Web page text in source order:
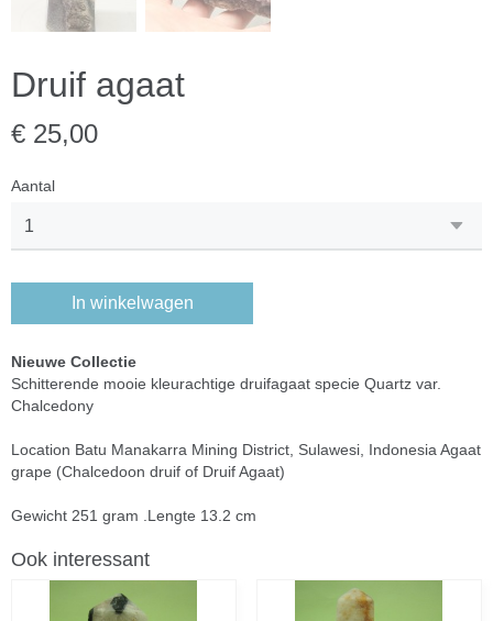
Druif agaat
€ 25,00
Aantal
In winkelwagen
Nieuwe Collectie
Schitterende mooie kleurachtige druifagaat specie Quartz var.
Chalcedony
Location Batu Manakarra Mining District, Sulawesi, Indonesia Agaat
grape (Chalcedoon druif of Druif Agaat)
Gewicht 251 gram .Lengte 13.2 cm
Ook interessant